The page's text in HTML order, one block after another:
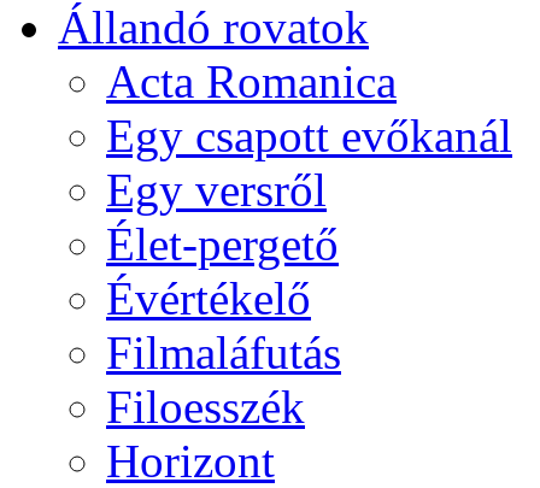
Állandó rovatok
Acta Romanica
Egy csapott evőkanál
Egy versről
Élet-pergető
Évértékelő
Filmaláfutás
Filoesszék
Horizont